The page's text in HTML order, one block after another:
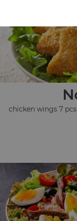
chicken wings 7